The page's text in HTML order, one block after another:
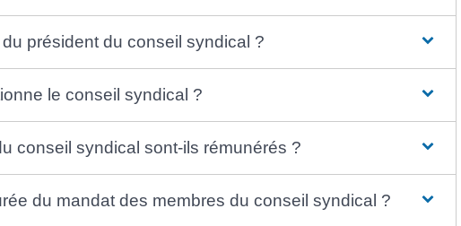
président du conseil syndical ?
le conseil syndical ?
conseil syndical sont-ils rémunérés ?
du mandat des membres du conseil syndical ?